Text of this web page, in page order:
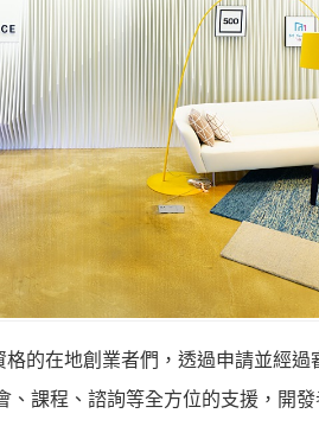
的在地創業者們，透過申請並經
課程、諮詢等全方位的支援，開